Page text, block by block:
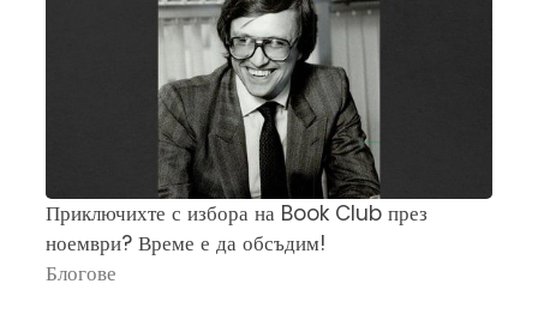
Приключихте с избора на Book Club през
ноември? Време е да обсъдим!
Блогове